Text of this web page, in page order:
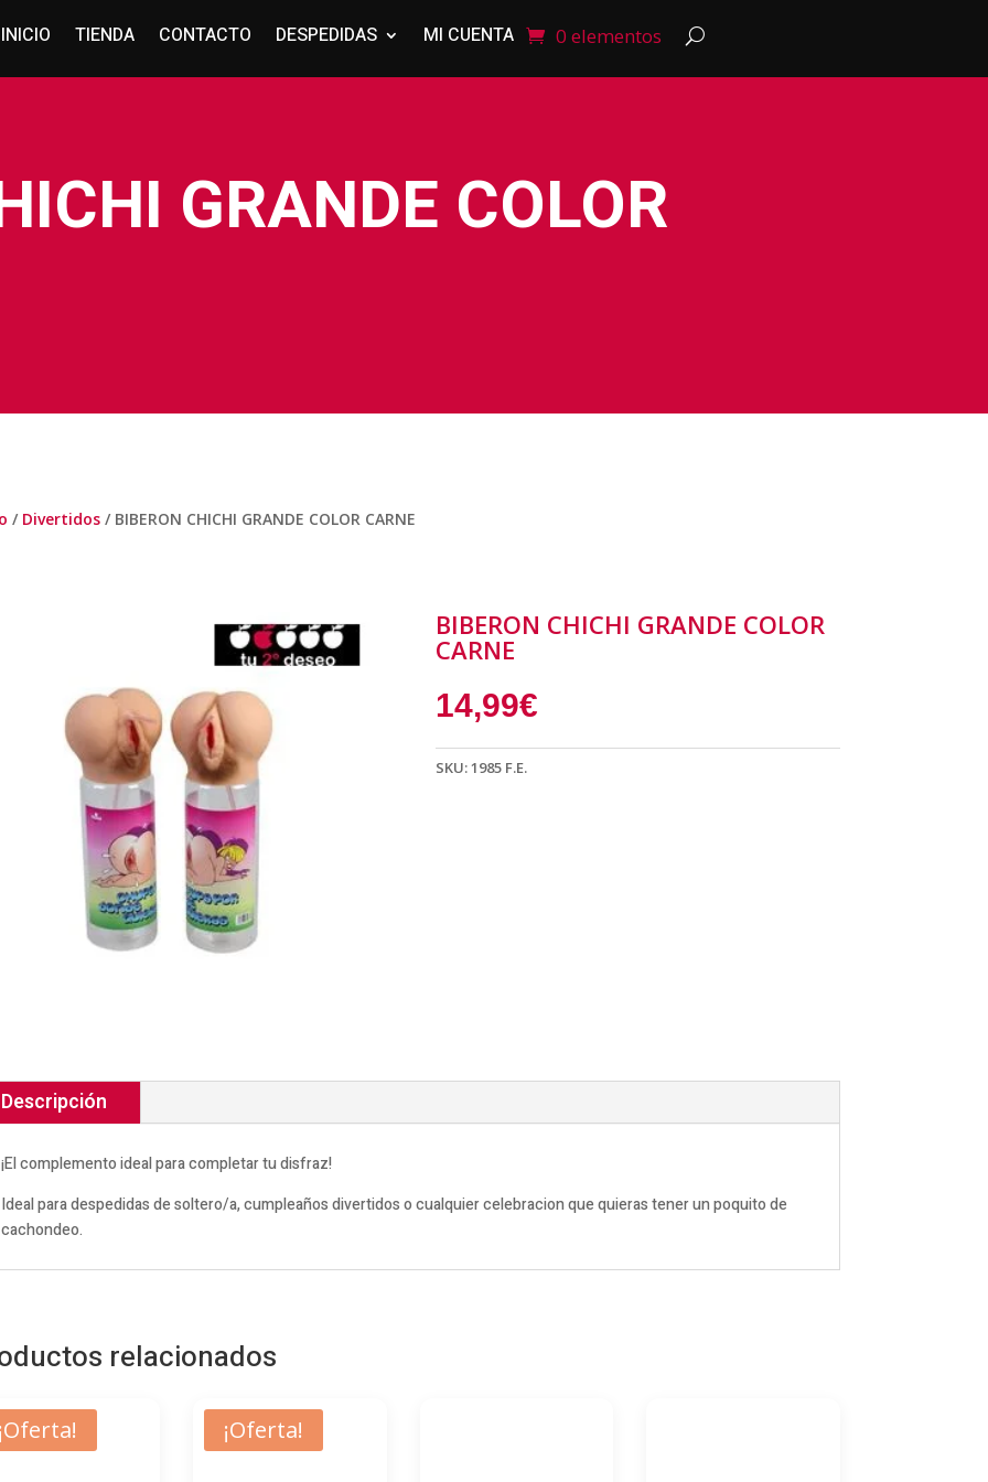
INICIO TIENDA CONTACTO DESPEDIDAS MI CUENTA 0 elementos
GRANDE COLOR
/ Divertidos/ BIBERON CHICHI GRANDE COLOR CARNE
BIBERON CHICHI GRANDE COLOR
CARNE
14,99€
SKU:1985 F.E.
Descripción
¡El complemento ideal para completar tu disfraz!
Ideal para despedidas de soltero/a, cumpleaños divertidos o cualquier celebracion que quieras tener un poquito de
cachondeo.
relacionados
¡Oferta!